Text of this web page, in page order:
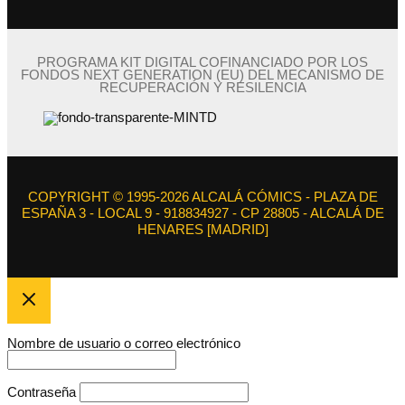
PROGRAMA KIT DIGITAL COFINANCIADO POR LOS
FONDOS NEXT GENERATION (EU) DEL MECANISMO DE
RECUPERACIÓN Y RESILENCIA
COPYRIGHT © 1995-2026 ALCALÁ CÓMICS - PLAZA DE
ESPAÑA 3 - LOCAL 9 - 918834927 - CP 28805 - ALCALÁ DE
HENARES [MADRID]
Nombre de usuario o correo electrónico
Contraseña